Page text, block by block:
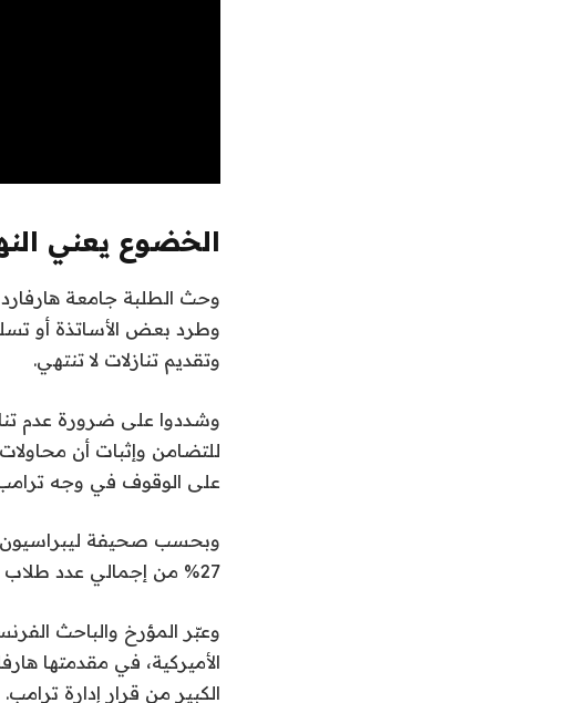
الخضوع يعني
وحث الطلبة جامعة
وطرد بعض الأساتذة أو
وتقديم تنازلات لا تنتهي.
وشددوا على ضرورة عدم
للتضامن وإثبات أن
على الوقوف في وجه
27% من إجمالي عدد طلاب الجامعة.
وعبّر المؤرخ والباحث
الكبير من قرار إدارة ترامب.